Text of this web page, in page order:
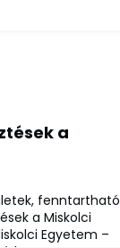
a
fenntartható
a Miskolci
Egyetem –